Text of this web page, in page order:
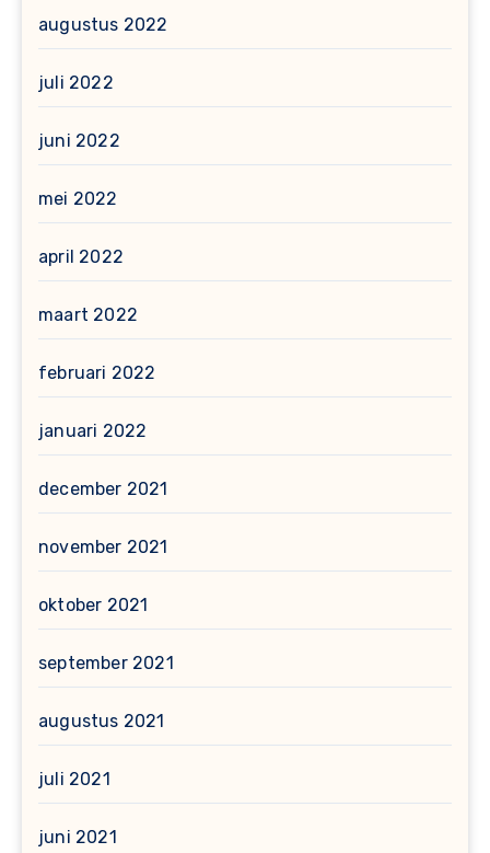
augustus 2022
juli 2022
juni 2022
mei 2022
april 2022
maart 2022
februari 2022
januari 2022
december 2021
november 2021
oktober 2021
september 2021
augustus 2021
juli 2021
juni 2021